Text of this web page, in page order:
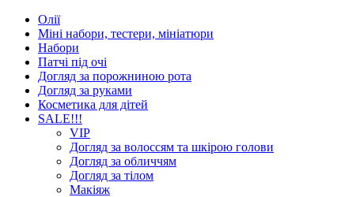
Олії
Міні набори, тестери, мініатюри
Набори
Патчі під очі
Догляд за порожниною рота
Догляд за руками
Косметика для дітей
SALE!!!
VIP
Догляд за волоссям та шкірою голови
Догляд за обличчям
Догляд за тілом
Макіяж